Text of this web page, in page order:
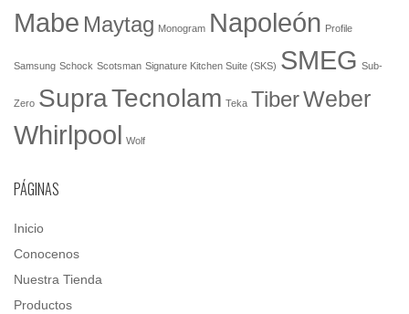
Mabe Maytag Monogram Napoleón Profile
Samsung Schock Scotsman Signature Kitchen Suite (SKS) SMEG Sub-
Zero SupraTecnolam Teka TiberWeber
Whirlpool Wolf
PÁGINAS
Inicio
Conocenos
Nuestra Tienda
Productos